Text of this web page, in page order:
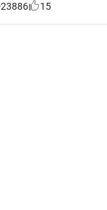
23886 15